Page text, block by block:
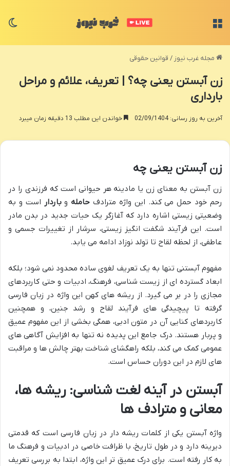
مجله غرب نیوز / قوانین حقوقی
زن آبستن یعنی چه؟ | تعریف، علائم و مراحل
بارداری
آخرین به روز رسانی: 02/09/1404 خواندن این مطلب 13 دقیقه زمان میبرد
زن آبستن یعنی چه
زن آبستن به معنای زن یا مادینه هر حیوانی است که فرزندی را در
رحم خود حمل می کند. این واژه مترادف حامله وباردار است و به
وضعیتی زیستی اشاره دارد که آغازگر یک حیات جدید در بدن مادر
است. این فرآیند شگفت انگیز زیستی، سرشار از تغییرات جسمی و
عاطفی، از لحظه لقاح تا تولد نوزاد ادامه می یابد.
مفهوم آبستنی تنها به یک تعریف لغوی ساده محدود نمی شود؛ بلکه
ابعاد گسترده ای از زیست شناسی، فرهنگ، ادبیات و حتی کاربردهای
مجازی را در بر می گیرد. از ریشه های کهن این واژه در زبان فارسی
گرفته تا پیچیدگی های فرآیند لقاح و رشد جنین، و همچنین
کاربردهای کنایی آن در متون ادبی، همگی بخشی از این مفهوم عمیق
و پربار هستند. درک جامع این پدیده نه تنها به افزایش آگاهی های
عمومی کمک می کند، بلکه راهگشای شناخت بهتر چالش ها و مراقبت
های لازم در این دوران حساس است.
آبستن در آینه لغت شناسی: ریشه ها،
معانی و مترادف ها
واژه آبستن یکی از کلمات ریشه دار در زبان فارسی است که قدمتی
دیرینه دارد و در طول تاریخ، با ظرافت خاصی در ادبیات و فرهنگ ما
به کار رفته است. برای درک عمیق تر این واژه، ابتدا به بررسی تعریف